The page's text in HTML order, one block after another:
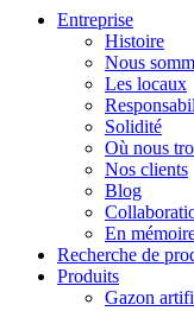
116
96
57
Entreprise
Histoire
Nous
Les locaux
Solidité
Où nous
Nos clients
Blog
En
Recherche de
Produits
Gazon